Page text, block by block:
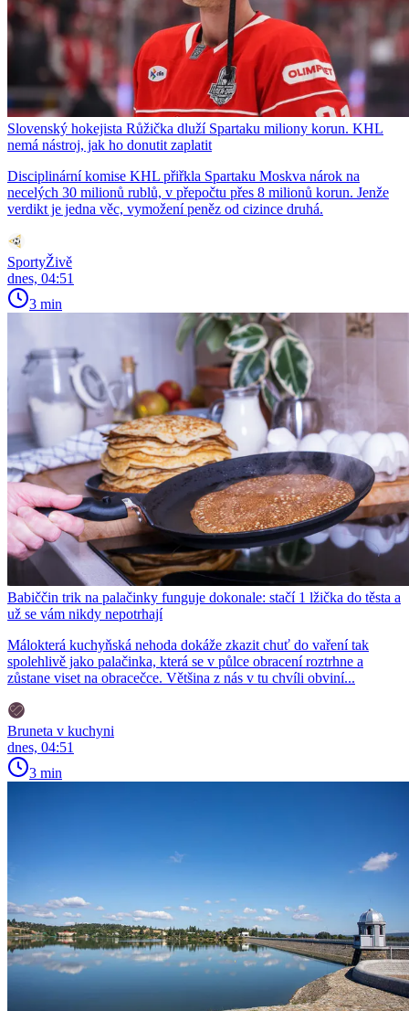
Slovenský hokejista Růžička dluží Spartaku miliony korun. KHL
nemá nástroj, jak ho donutit zaplatit
Disciplinární komise KHL přiřkla Spartaku Moskva nárok na
necelých 30 milionů rublů, v přepočtu přes 8 milionů korun. Jenže
verdikt je jedna věc, vymožení peněz od cizince druhá.
SportyŽivě
dnes, 04:51
3 min
Babiččin trik na palačinky funguje dokonale: stačí 1 lžička do těsta a
už se vám nikdy nepotrhají
Málokterá kuchyňská nehoda dokáže zkazit chuť do vaření tak
spolehlivě jako palačinka, která se v půlce obracení roztrhne a
zůstane viset na obracečce. Většina z nás v tu chvíli obviní...
Bruneta v kuchyni
dnes, 04:51
3 min